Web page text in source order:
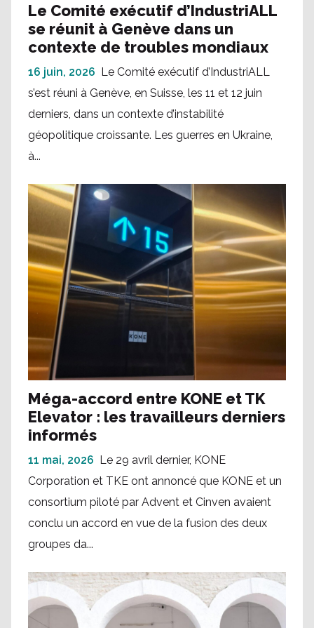
Le Comité exécutif d’IndustriALL
se réunit à Genève dans un
contexte de troubles mondiaux
16 juin, 2026 Le Comité exécutif d’IndustriALL
s’est réuni à Genève, en Suisse, les 11 et 12 juin
derniers, dans un contexte d’instabilité
géopolitique croissante. Les guerres en Ukraine,
à...
Méga-accord entre KONE et TK
Elevator : les travailleurs derniers
informés
11 mai, 2026 Le 29 avril dernier, KONE
Corporation et TKE ont annoncé que KONE et un
consortium piloté par Advent et Cinven avaient
conclu un accord en vue de la fusion des deux
groupes da...